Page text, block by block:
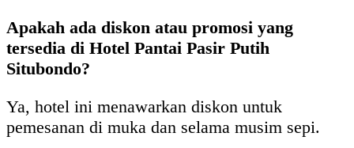
Apakah ada diskon atau promosi yang
tersedia di Hotel Pantai Pasir Putih
Situbondo?
Ya, hotel ini menawarkan diskon untuk
pemesanan di muka dan selama musim sepi.